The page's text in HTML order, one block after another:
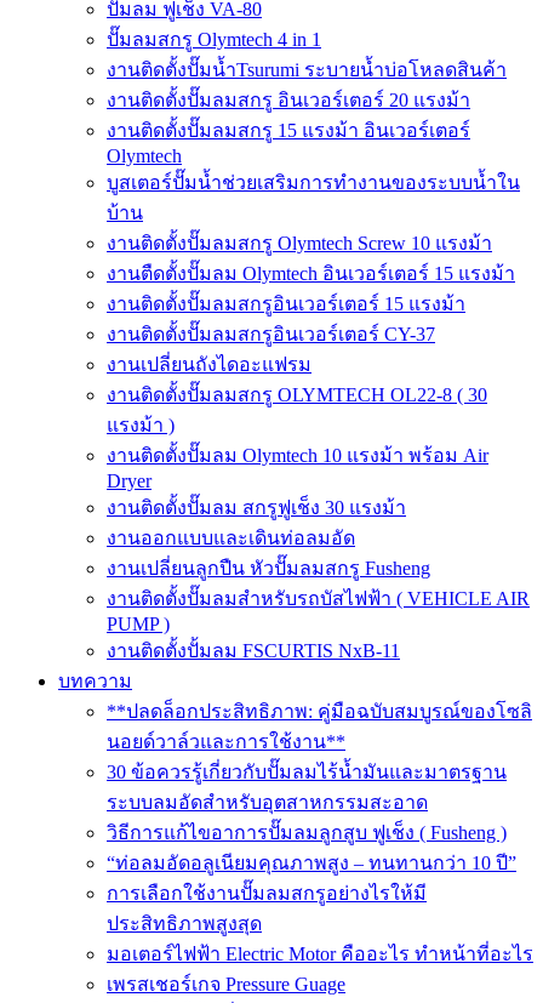
ปั๊มลม ฟูเช็ง VA-80
ปั๊มลมสกรู Olymtech 4 in 1
งานติดตั้งปั๊มน้ำTsurumi ระบายน้ำบ่อโหลดสินค้า
งานติดตั้งปั๊มลมสกรู อินเวอร์เตอร์ 20 แรงม้า
งานติดตั้งปั๊มลมสกรู 15 แรงม้า อินเวอร์เตอร์
Olymtech
บูสเตอร์ปั๊มน้ำช่วยเสริมการทำงานของระบบน้ำใน
บ้าน
งานติดตั้งปั๊มลมสกรู Olymtech Screw 10 แรงม้า
งานตืดตั้งปั๊มลม Olymtech อินเวอร์เตอร์ 15 แรงม้า
งานติดตั้งปั๊มลมสกรูอินเวอร์เตอร์ 15 แรงม้า
งานติดตั้งปั๊มลมสกรูอินเวอร์เตอร์ CY-37
งานเปลี่ยนถังไดอะแฟรม
งานติดตั้งปั๊มลมสกรู OLYMTECH OL22-8 ( 30
แรงม้า )
งานติดตั้งปั๊มลม Olymtech 10 แรงม้า พร้อม Air
Dryer
งานติดตั้งปั๊มลม สกรูฟูเช็ง 30 แรงม้า
งานออกแบบและเดินท่อลมอัด
งานเปลี่ยนลูกปืน หัวปั๊มลมสกรู Fusheng
งานติดตั้งปั๊มลมสำหรับรถบัสไฟฟ้า ( VEHICLE AIR
PUMP )
งานติดตั้งปั้มลม FSCURTIS NxB-11
บทความ
**ปลดล็อกประสิทธิภาพ: คู่มือฉบับสมบูรณ์ของโซลิ
นอยด์วาล์วและการใช้งาน**
30 ข้อควรรู้เกี่ยวกับปั๊มลมไร้น้ำมันและมาตรฐาน
ระบบลมอัดสำหรับอุตสาหกรรมสะอาด
วิธีการแก้ไขอาการปั๊มลมลูกสูบ ฟูเช็ง ( Fusheng )
“ท่อลมอัดอลูเนียมคุณภาพสูง – ทนทานกว่า 10 ปี”
การเลือกใช้งานปั๊มลมสกรูอย่างไรให้มี
ประสิทธิภาพสูงสุด
มอเตอร์ไฟฟ้า Electric Motor คืออะไร ทำหน้าที่อะไร
เพรสเชอร์เกจ Pressure Guage